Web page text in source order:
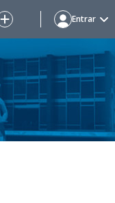
Entrar